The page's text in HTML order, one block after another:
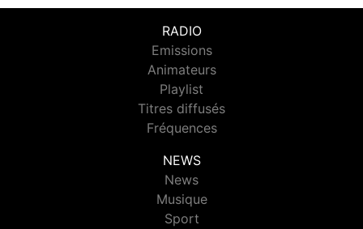
RADIO
Emissions
Animateurs
Playlist
Titres diffusés
Fréquences
NEWS
News
Musique
Sport